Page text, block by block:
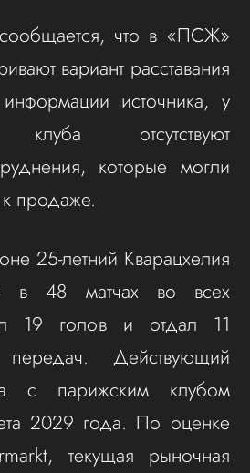
что в «ПСЖ»
вариант расставания
источника, у
клуба отсутствуют
которые могли
продаже.
25-летний Кварацхелия
в 48 матчах во всех
19 голов и отдал 11
передач. Действующий
с парижским клубом
2029 года. По оценке
текущая рыночная